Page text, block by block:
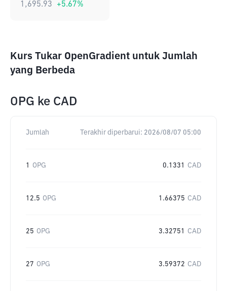
1,695.93 +5.67%
Kurs Tukar OpenGradient untuk Jumlah
yang Berbeda
OPG ke CAD
Jumlah Terakhir diperbarui: 2026/08/07 05:00
1 OPG 0.1331 CAD
12.5 OPG 1.66375 CAD
25 OPG 3.32751 CAD
27 OPG 3.59372 CAD